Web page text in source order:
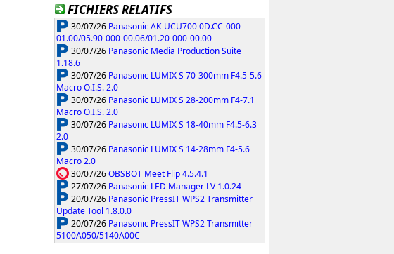
FICHIERS RELATIFS
30/07/26 Panasonic AK-UCU700 0D.CC-000-
01.00/05.90-000-00.06/01.20-000-00.00
30/07/26 Panasonic Media Production Suite
1.18.6
30/07/26 Panasonic LUMIX S 70-300mm F4.5-5.6
Macro O.I.S. 2.0
30/07/26 Panasonic LUMIX S 28-200mm F4-7.1
Macro O.I.S. 2.0
30/07/26 Panasonic LUMIX S 18-40mm F4.5-6.3
2.0
30/07/26 Panasonic LUMIX S 14-28mm F4-5.6
Macro 2.0
30/07/26OBSBOT Meet Flip 4.5.4.1
27/07/26 Panasonic LED Manager LV 1.0.24
20/07/26 Panasonic PressIT WPS2 Transmitter
Update Tool 1.8.0.0
20/07/26 Panasonic PressIT WPS2 Transmitter
5100A050/5140A00C